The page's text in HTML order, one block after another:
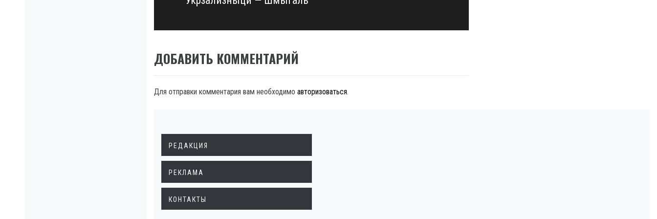
post:
ДОБАВИТЬ КОММЕНТАРИЙ
Для отправки комментария вам необходимо авторизоваться.
РЕДАКЦИЯ
РЕКЛАМА
КОНТАКТЫ